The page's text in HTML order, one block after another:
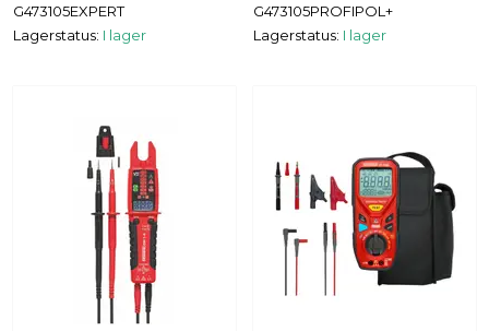
G473105EXPERT
Lagerstatus: I lager
G473105PROFIPOL+
Lagerstatus: I lager